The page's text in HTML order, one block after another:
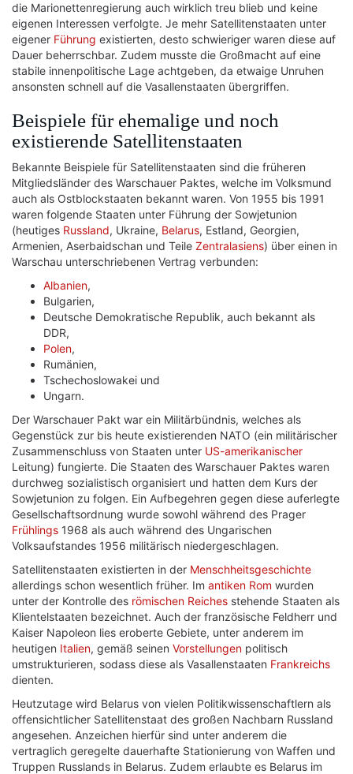
die Marionettenregierung auch wirklich treu blieb und keine
eigenen Interessen verfolgte. Je mehr Satellitenstaaten unter
eigener Führung existierten, desto schwieriger waren diese auf
Dauer beherrschbar. Zudem musste die Großmacht auf eine
stabile innenpolitische Lage achtgeben, da etwaige Unruhen
ansonsten schnell auf die Vasallenstaaten übergriffen.
Beispiele für ehemalige und noch
existierende Satellitenstaaten
Bekannte Beispiele für Satellitenstaaten sind die früheren
Mitgliedsländer des Warschauer Paktes, welche im Volksmund
auch als Ostblockstaaten bekannt waren. Von 1955 bis 1991
waren folgende Staaten unter Führung der Sowjetunion
(heutiges Russland, Ukraine, Belarus, Estland, Georgien,
Armenien, Aserbaidschan und Teile Zentralasiens) über einen in
Warschau unterschriebenen Vertrag verbunden:
Albanien,
Bulgarien,
Deutsche Demokratische Republik, auch bekannt als
DDR,
Polen,
Rumänien,
Tschechoslowakei und
Ungarn.
Der Warschauer Pakt war ein Militärbündnis, welches als
Gegenstück zur bis heute existierenden NATO (ein militärischer
Zusammenschluss von Staaten unter US-amerikanischer
Leitung) fungierte. Die Staaten des Warschauer Paktes waren
durchweg sozialistisch organisiert und hatten dem Kurs der
Sowjetunion zu folgen. Ein Aufbegehren gegen diese auferlegte
Gesellschaftsordnung wurde sowohl während des Prager
Frühlings 1968 als auch während des Ungarischen
Volksaufstandes 1956 militärisch niedergeschlagen.
Satellitenstaaten existierten in der Menschheitsgeschichte
allerdings schon wesentlich früher. Im antiken Rom wurden
unter der Kontrolle des römischen Reiches stehende Staaten als
Klientelstaaten bezeichnet. Auch der französische Feldherr und
Kaiser Napoleon lies eroberte Gebiete, unter anderem im
heutigen Italien, gemäß seinen Vorstellungen politisch
umstrukturieren, sodass diese als Vasallenstaaten Frankreichs
dienten.
Heutzutage wird Belarus von vielen Politikwissenschaftlern als
offensichtlicher Satellitenstaat des großen Nachbarn Russland
angesehen. Anzeichen hierfür sind unter anderem die
vertraglich geregelte dauerhafte Stationierung von Waffen und
Truppen Russlands in Belarus. Zudem erlaubte es Belarus im